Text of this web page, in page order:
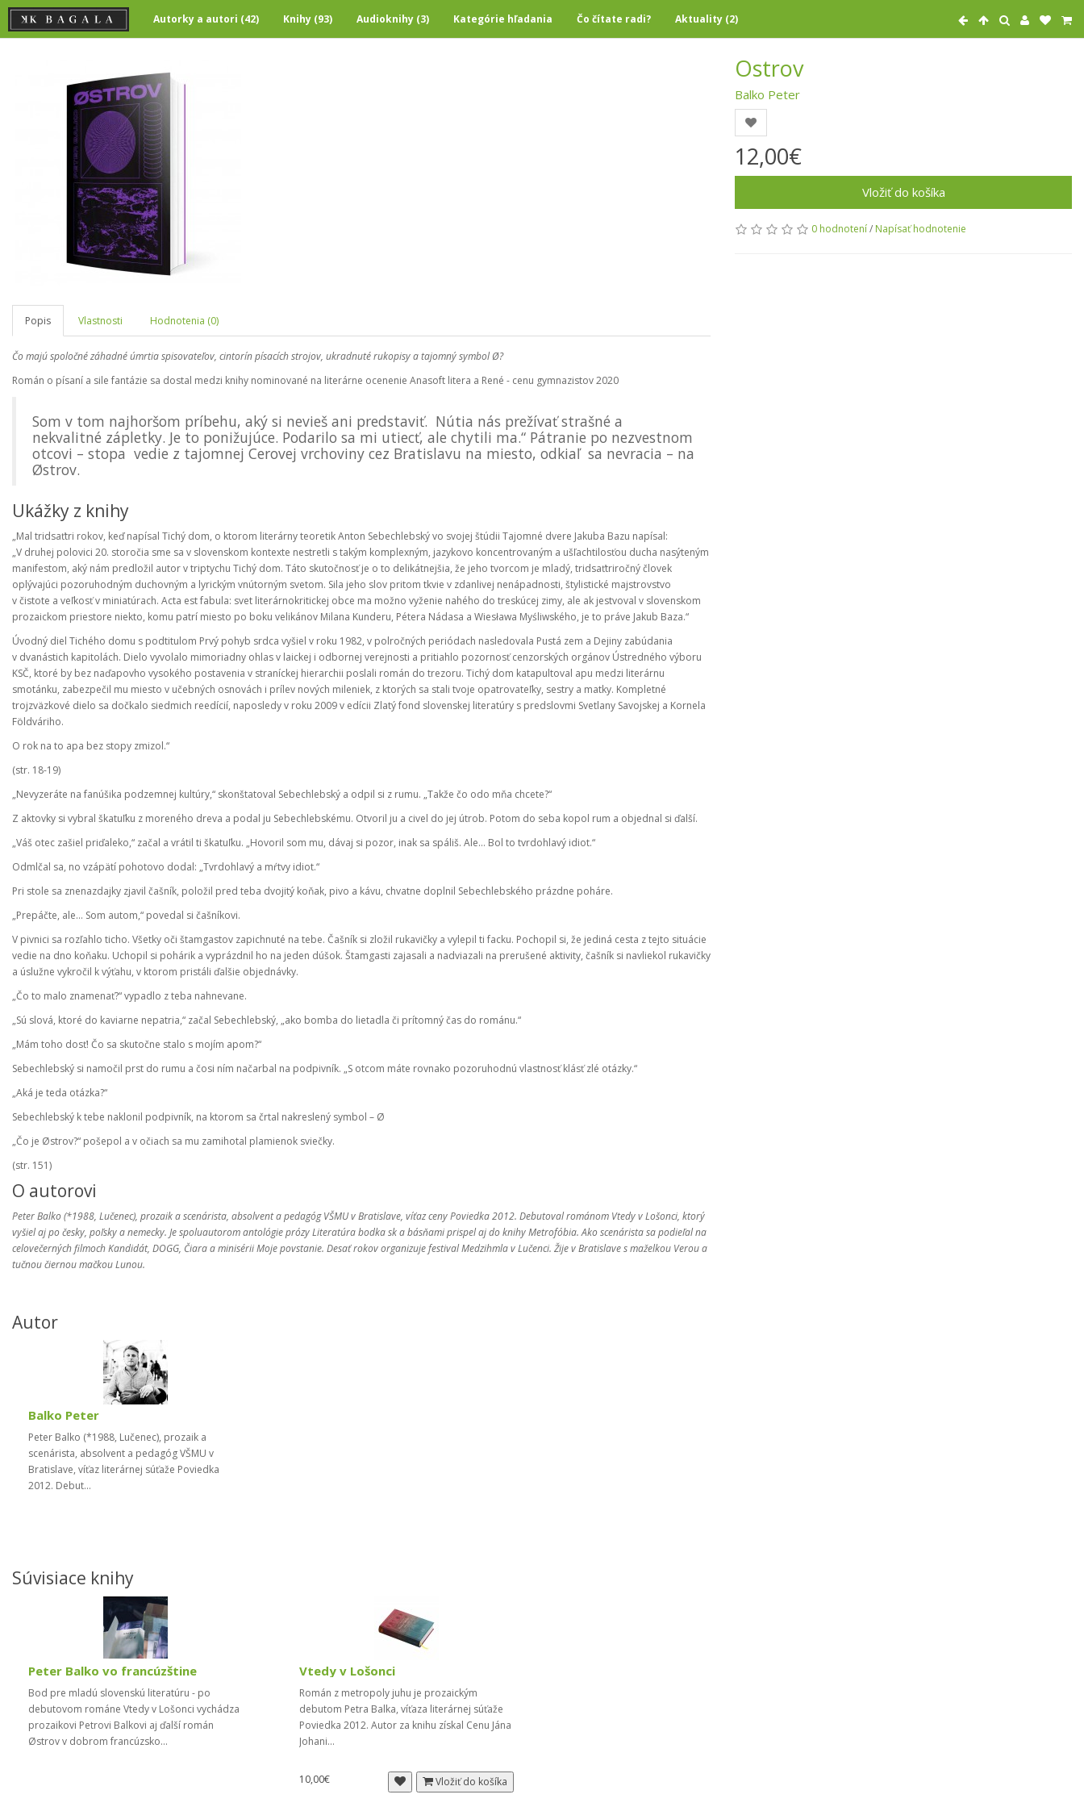
Autorky a autori (42) Knihy (93) Audioknihy (3) Kategórie hľadania Čo čítate radi? Aktuality (2)
Popis Vlastnosti Hodnotenia (0)
Čo majú spoločné záhadné úmrtia spisovateľov, cintorín písacích strojov, ukradnuté rukopisy a tajomný symbol Ø?
Román o písaní a sile fantázie sa dostal medzi knihy nominované na literárne ocenenie Anasoft litera a René - cenu gymnazistov 2020
Som v tom najhoršom príbehu, aký si nevieš ani predstaviť. Nútia nás prežívať strašné a
nekvalitné zápletky. Je to ponižujúce. Podarilo sa mi utiecť, ale chytili ma.“ Pátranie po nezvestnom
otcovi – stopa vedie z tajomnej Cerovej vrchoviny cez Bratislavu na miesto, odkiaľ sa nevracia – na
Østrov.
Ukážky z knihy
„Mal tridsaťtri rokov, keď napísal Tichý dom, o ktorom literárny teoretik Anton Sebechlebský vo svojej štúdii Tajomné dvere Jakuba Bazu napísal:
„V druhej polovici 20. storočia sme sa v slovenskom kontexte nestretli s takým komplexným, jazykovo koncentrovaným a ušľachtilosťou ducha nasýteným
manifestom, aký nám predložil autor v triptychu Tichý dom. Táto skutočnosť je o to delikátnejšia, že jeho tvorcom je mladý, tridsaťtriročný človek
oplývajúci pozoruhodným duchovným a lyrickým vnútorným svetom. Sila jeho slov pritom tkvie v zdanlivej nenápadnosti, štylistické majstrovstvo
v čistote a veľkosť v miniatúrach. Acta est fabula: svet literárnokritickej obce ma možno vyženie nahého do treskúcej zimy, ale ak jestvoval v slovenskom
prozaickom priestore niekto, komu patrí miesto po boku velikánov Milana Kunderu, Pétera Nádasa a Wiesława Myśliwského, je to práve Jakub Baza.“
Úvodný diel Tichého domu s podtitulom Prvý pohyb srdca vyšiel v roku 1982, v polročných periódach nasledovala Pustá zem a Dejiny zabúdania
v dvanástich kapitolách. Dielo vyvolalo mimoriadny ohlas v laickej i odbornej verejnosti a pritiahlo pozornosť cenzorských orgánov Ústredného výboru
KSČ, ktoré by bez naďapovho vysokého postavenia v straníckej hierarchii poslali román do trezoru. Tichý dom katapultoval apu medzi literárnu
smotánku, zabezpečil mu miesto v učebných osnovách i prílev nových mileniek, z ktorých sa stali tvoje opatrovateľky, sestry a matky. Kompletné
trojzväzkové dielo sa dočkalo siedmich reedícií, naposledy v roku 2009 v edícii Zlatý fond slovenskej literatúry s predslovmi Svetlany Savojskej a Kornela
Földváriho.
O rok na to apa bez stopy zmizol.“
(str. 18-19)
„Nevyzeráte na fanúšika podzemnej kultúry,“ skonštatoval Sebechlebský a odpil si z rumu. „Takže čo odo mňa chcete?“
Z aktovky si vybral škatuľku z moreného dreva a podal ju Sebechlebskému. Otvoril ju a civel do jej útrob. Potom do seba kopol rum a objednal si ďalší.
„Váš otec zašiel priďaleko,“ začal a vrátil ti škatuľku. „Hovoril som mu, dávaj si pozor, inak sa spáliš. Ale… Bol to tvrdohlavý idiot.“
Odmlčal sa, no vzápätí pohotovo dodal: „Tvrdohlavý a mŕtvy idiot.“
Pri stole sa znenazdajky zjavil čašník, položil pred teba dvojitý koňak, pivo a kávu, chvatne doplnil Sebechlebského prázdne poháre.
„Prepáčte, ale… Som autom,“ povedal si čašníkovi.
V pivnici sa rozľahlo ticho. Všetky oči štamgastov zapichnuté na tebe. Čašník si zložil rukavičky a vylepil ti facku. Pochopil si, že jediná cesta z tejto situácie
vedie na dno koňaku. Uchopil si pohárik a vyprázdnil ho na jeden dúšok. Štamgasti zajasali a nadviazali na prerušené aktivity, čašník si navliekol rukavičky
a úslužne vykročil k výťahu, v ktorom pristáli ďalšie objednávky.
„Čo to malo znamenať?“ vypadlo z teba nahnevane.
„Sú slová, ktoré do kaviarne nepatria,“ začal Sebechlebský, „ako bomba do lietadla či prítomný čas do románu.“
„Mám toho dosť! Čo sa skutočne stalo s mojím apom?“
Sebechlebský si namočil prst do rumu a čosi ním načarbal na podpivník. „S otcom máte rovnako pozoruhodnú vlastnosť klásť zlé otázky.“
„Aká je teda otázka?“
Sebechlebský k tebe naklonil podpivník, na ktorom sa črtal nakreslený symbol – Ø
„Čo je Østrov?“ pošepol a v očiach sa mu zamihotal plamienok sviečky.
(str. 151)
O autorovi
Peter Balko (*1988, Lučenec), prozaik a scenárista, absolvent a pedagóg VŠMU v Bratislave, víťaz ceny Poviedka 2012. Debutoval románom Vtedy v Lošonci, ktorý
vyšiel aj po česky, poľsky a nemecky. Je spoluautorom antológie prózy Literatúra bodka sk a básňami prispel aj do knihy Metrofóbia. Ako scenárista sa podieľal na
celovečerných filmoch Kandidát, DOGG, Čiara a minisérii Moje povstanie. Desať rokov organizuje festival Medzihmla v Lučenci. Žije v Bratislave s maželkou Verou a
tučnou čiernou mačkou Lunou.
Ostrov
Balko Peter
12,00€
Vložiť do košíka
0 hodnotení/ Napísať hodnotenie
Autor
Balko Peter
Peter Balko (*1988, Lučenec), prozaik a
scenárista, absolvent a pedagóg VŠMU v
Bratislave, víťaz literárnej súťaže Poviedka
2012. Debut...
Súvisiace knihy
Peter Balko vo francúzštine
Bod pre mladú slovenskú literatúru - po
debutovom románe Vtedy v Lošonci vychádza
prozaikovi Petrovi Balkovi aj ďalší román
Østrov v dobrom francúzsko...
Vtedy v Lošonci
Román z metropoly juhu je prozaickým
debutom Petra Balka, víťaza literárnej súťaže
Poviedka 2012. Autor za knihu získal Cenu Jána
Johani...
10,00€ Vložiť do košíka